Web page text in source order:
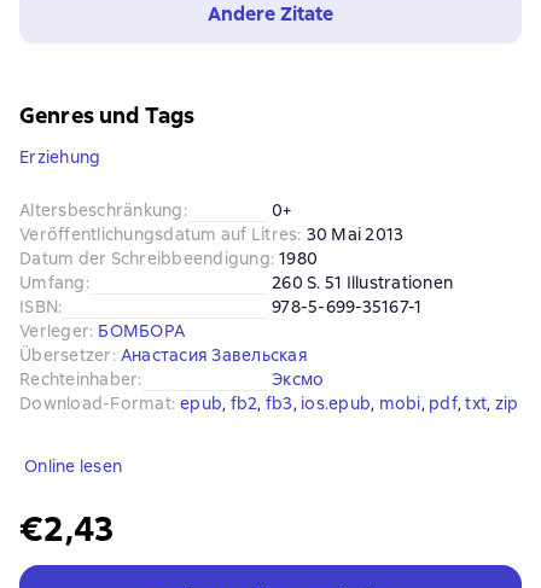
Andere Zitate
Genres und Tags
Erziehung
Altersbeschränkung:
0+
Veröffentlichungsdatum auf Litres: 30 Mai 2013
Datum der Schreibbeendigung: 1980
Umfang:
260 S. 51 Illustrationen
ISBN:
978-5-699-35167-1
Verleger: БОМБОРА
Übersetzer: Анастасия Завельская
Rechteinhaber:
Эксмо
Download-Format: epub, fb2, fb3, ios.epub, mobi, pdf, txt, zip
Online lesen
€2,43